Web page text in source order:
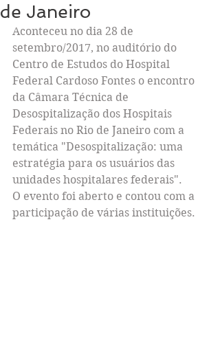
de Janeiro
Aconteceu no dia 28 de
setembro/2017, no auditório do
Centro de Estudos do Hospital
Federal Cardoso Fontes o encontro
da Câmara Técnica de
Desospitalização dos Hospitais
Federais no Rio de Janeiro com a
temática "Desospitalização: uma
estratégia para os usuários das
unidades hospitalares federais".
O evento foi aberto e contou com a
participação de várias instituições.